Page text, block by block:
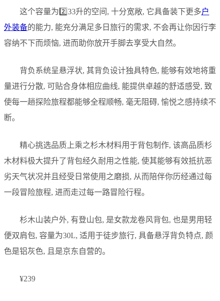
这个容量为2️⃣33升的空间, 十分宽敞, 它具备装下更多户
外装备的能力, 能充分满足多日旅行的需求, 不会再让你因行李
容纳不下而烦恼, 进而助你放开手脚去享受大自然。
背负系统呈悬浮状, 其背负设计独具特色, 能够有效地将重
量进行分散, 可贴合身体相应曲线, 能提供卓越的舒适感受, 致
使每一趟探险旅程都能够全程顺畅, 毫无阻碍, 愉悦之感持续不
断。
精心挑选品质上乘之杉木材料用于背包制作, 该高品质杉
木材料极大提升了背包经久耐用之性能, 使其能够有效抵抗恶
劣天气状况并且经受日常使用之磨损, 从而陪伴你历经通过每
一段冒险旅程, 进而走过每一路冒险行程。
杉木山装户外, 有登山包, 是女款龙卷风背包, 也是男用轻
便双肩包, 容量为30L, 适用于徒步旅行, 具备悬浮背负特点, 颜
色是铝灰色, 且是京东自营的。
¥239